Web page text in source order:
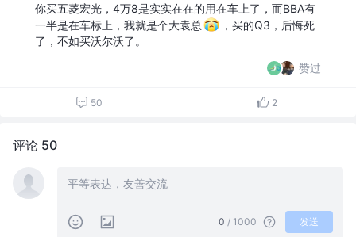
你买五菱宏光，4万8是实实在在的用在车上了，而BBA有
一半是在车标上，我就是个大袁总
，买的Q3，后悔死
了，不如买沃尔沃了。
赞过
50 2
评论 50
0 / 1000 发送